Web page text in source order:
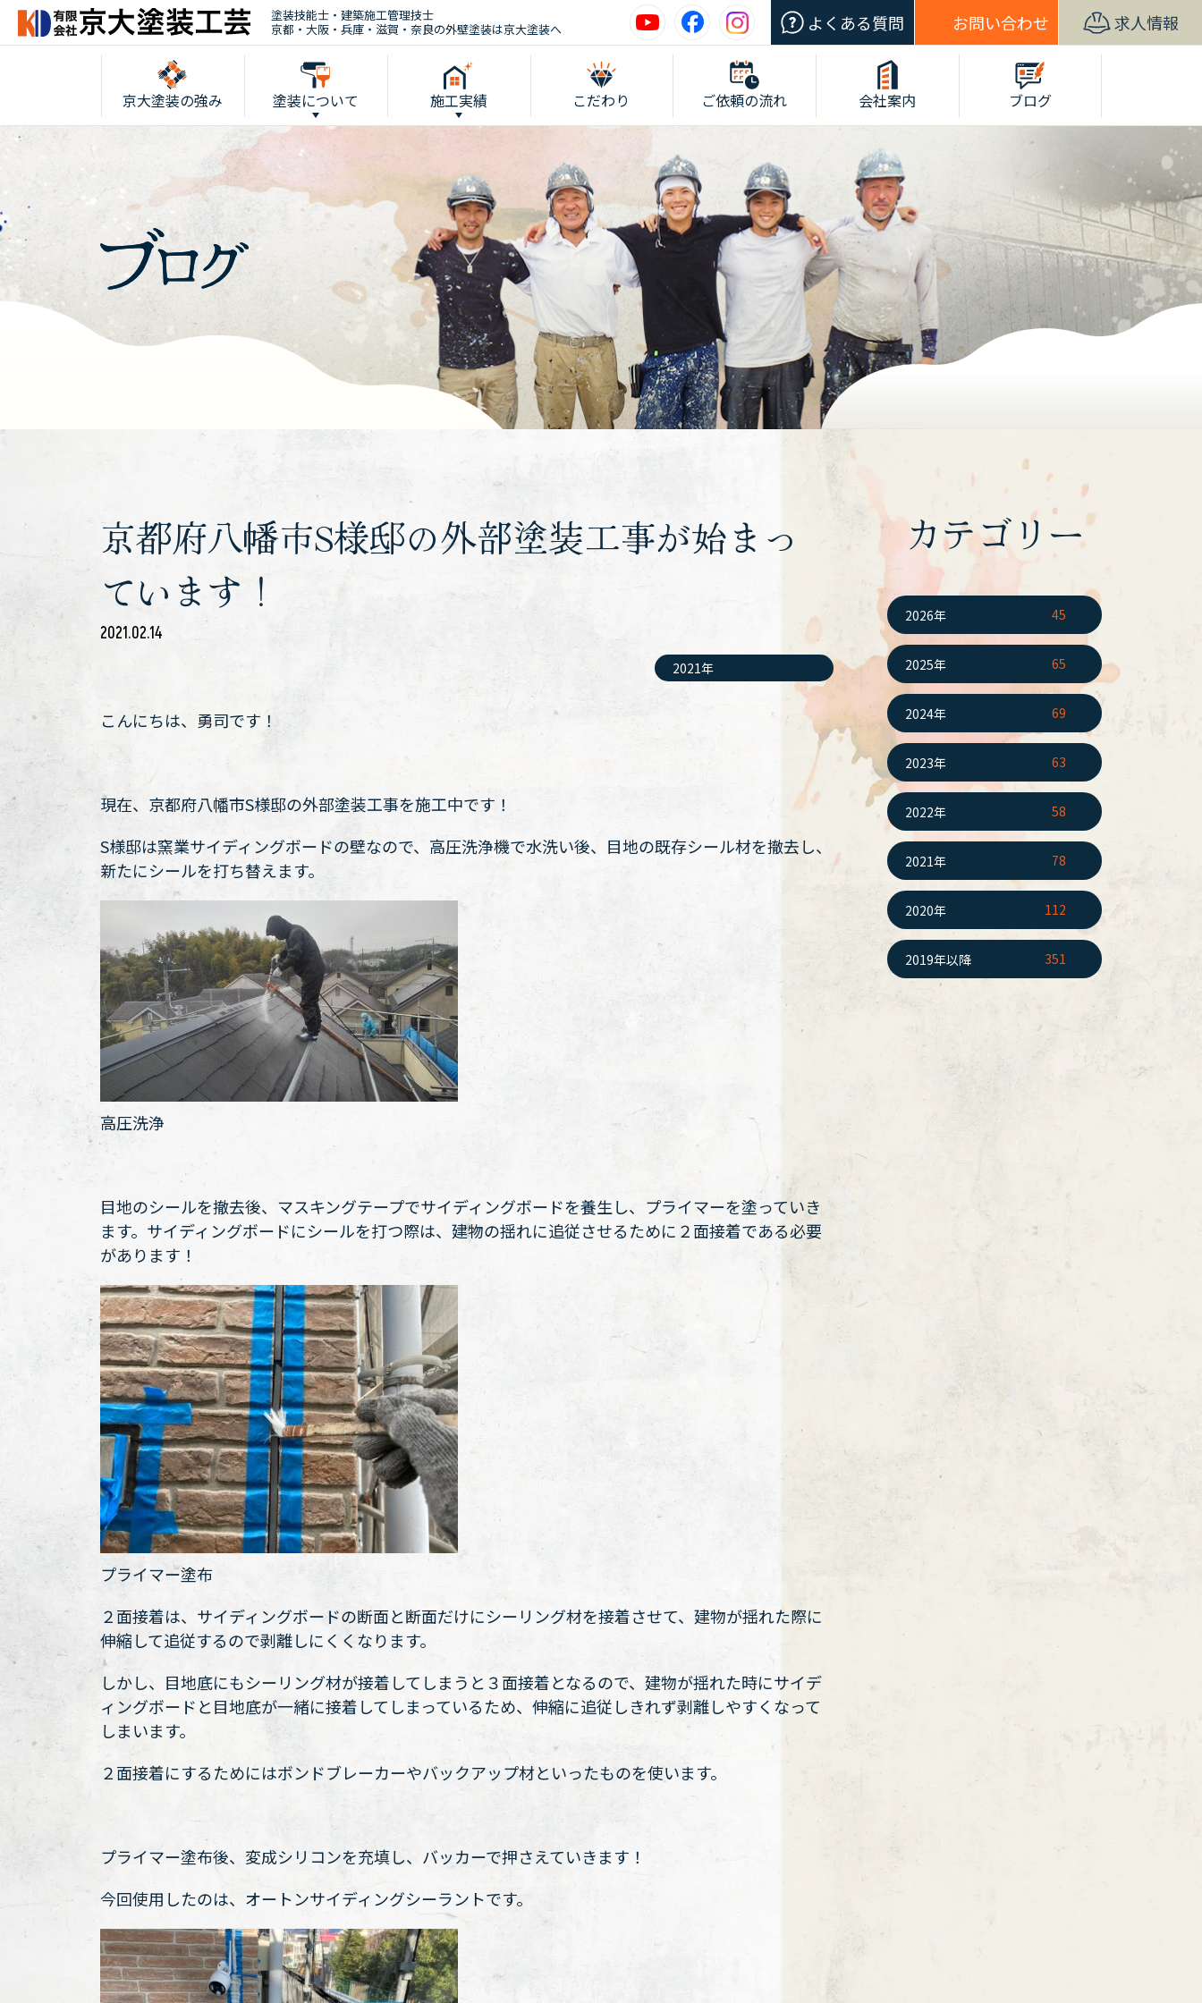
塗装技能士・建築施工管理技士
京都・大阪・兵庫・滋賀・奈良の外壁塗装は京大塗装へ
よくある質問 お問い合わせ 求人情報
京大塗装の強み 塗装について 施工実績 こだわり ご依頼の流れ 会社案内 ブログ
京都府八幡市S様邸の外部塗装工事が始まっ
ています！
2021.02.14
2021年
こんにちは、勇司です！
現在、京都府八幡市S様邸の外部塗装工事を施工中です！
S様邸は窯業サイディングボードの壁なので、高圧洗浄機で水洗い後、目地の既存シール材を撤去し、
新たにシールを打ち替えます。
高圧洗浄
目地のシールを撤去後、マスキングテープでサイディングボードを養生し、プライマーを塗っていき
ます。サイディングボードにシールを打つ際は、建物の揺れに追従させるために２面接着である必要
があります！
プライマー塗布
２面接着は、サイディングボードの断面と断面だけにシーリング材を接着させて、建物が揺れた際に
伸縮して追従するので剥離しにくくなります。
しかし、目地底にもシーリング材が接着してしまうと３面接着となるので、建物が揺れた時にサイデ
ィングボードと目地底が一緒に接着してしまっているため、伸縮に追従しきれず剥離しやすくなって
しまいます。
２面接着にするためにはボンドブレーカーやバックアップ材といったものを使います。
プライマー塗布後、変成シリコンを充填し、バッカーで押さえていきます！
今回使用したのは、オートンサイディングシーラントです。
カテゴリー
2026年 45
2025年 65
2024年 69
2023年 63
2022年 58
2021年 78
2020年 112
2019年以降 351